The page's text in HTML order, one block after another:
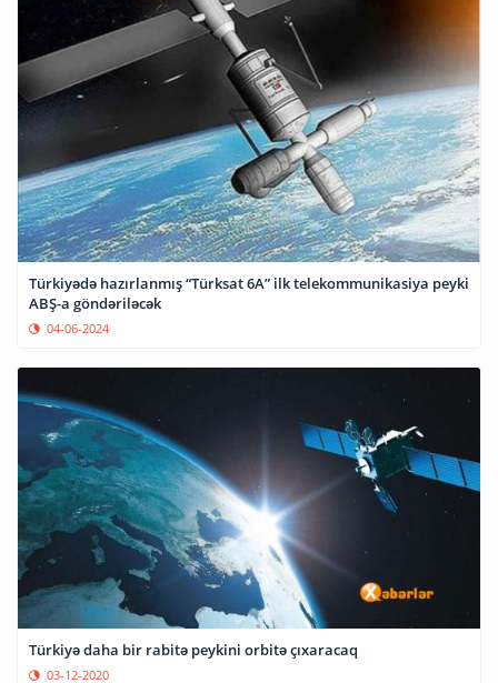
Türkiyədə hazırlanmış “Türksat 6A” ilk telekommunikasiya peyki
ABŞ-a göndəriləcək
04-06-2024
Türkiyə daha bir rabitə peykini orbitə çıxaracaq
03-12-2020